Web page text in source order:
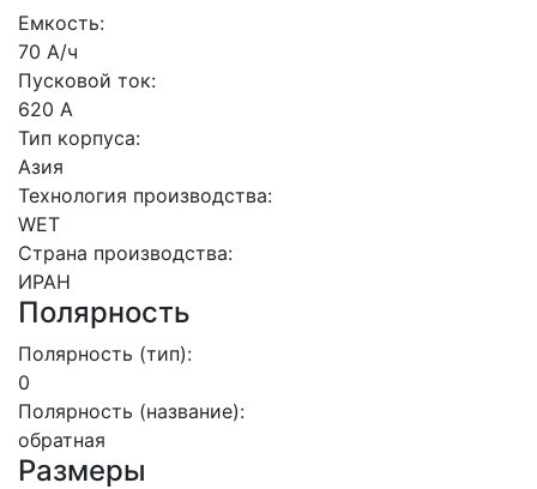
Емкость:
70 А/ч
Пусковой ток:
620 А
Тип корпуса:
Азия
Технология производства:
WET
Страна производства:
ИРАН
Полярность
Полярность (тип):
0
Полярность (название):
обратная
Размеры